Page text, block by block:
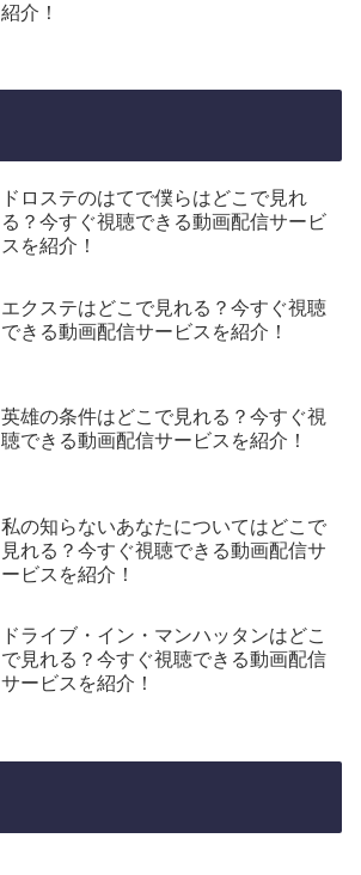
紹介！
ドロステのはてで僕らはどこで見れ
る？今すぐ視聴できる動画配信サービ
スを紹介！
エクステはどこで見れる？今すぐ視聴
できる動画配信サービスを紹介！
英雄の条件はどこで見れる？今すぐ視
聴できる動画配信サービスを紹介！
私の知らないあなたについてはどこで
見れる？今すぐ視聴できる動画配信サ
ービスを紹介！
ドライブ・イン・マンハッタンはどこ
で見れる？今すぐ視聴できる動画配信
サービスを紹介！